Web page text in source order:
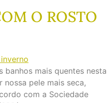
O ROSTO
banhos mais quentes nesta
pele mais seca,
com a Sociedade